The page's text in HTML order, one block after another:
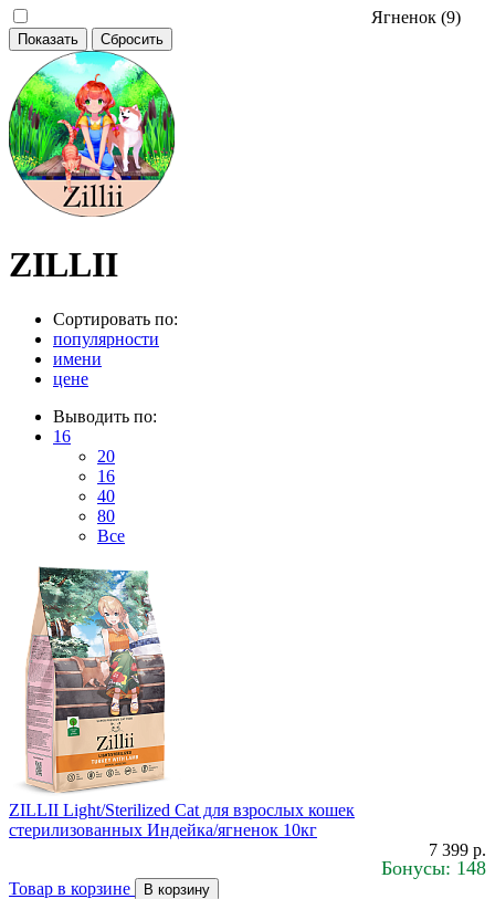
Ягненок (9)
ZILLII
Сортировать по:
популярности
имени
цене
Выводить по:
16
20
16
40
80
Все
ZILLII Light/Sterilized Cat для взрослых кошек
стерилизованных Индейка/ягненок 10кг
7 399 р.
Бонусы: 148
Товар в корзине В корзину